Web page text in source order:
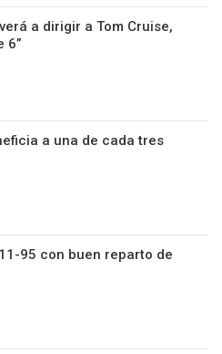
a dirigir a Tom Cruise,
6”
a una de cada tres
95 con buen reparto de